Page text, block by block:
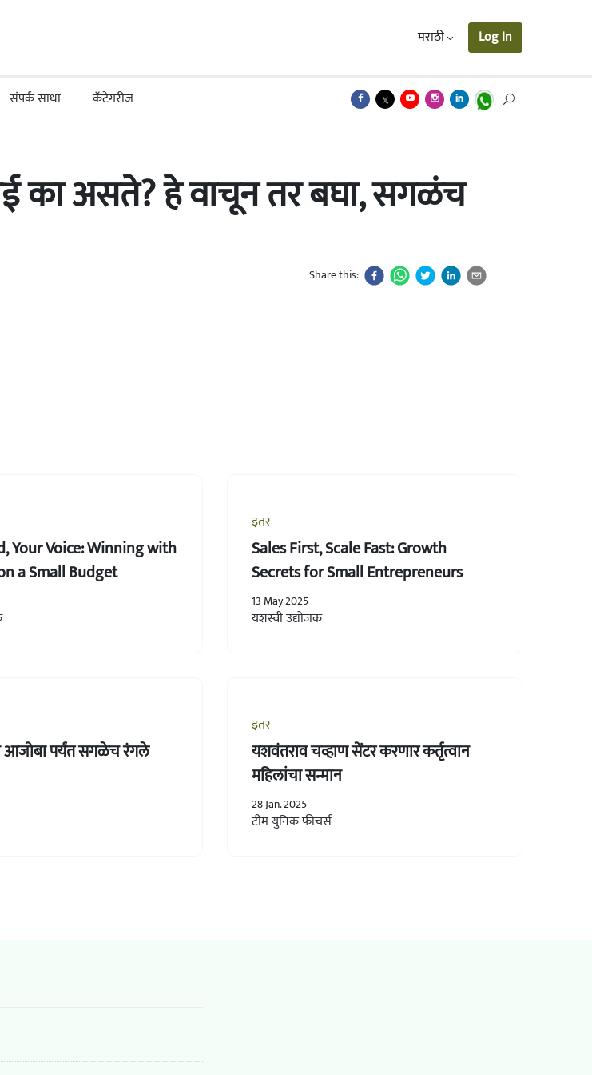
मराठी Log In
संपर्क साधा कॅटेगरीज
का असते? हे वाचून तर बघा, सगळंच
Share this:
Your Voice: Winning with
a Small Budget
इतर
Sales First, Scale Fast: Growth
Secrets for Small Entrepreneurs
13 May 2025
यशस्वी उद्योजक
आजोबा पर्यंत सगळेच रंगले
इतर
यशवंतराव चव्हाण सेंटर करणार कर्तृत्वान
महिलांचा सन्मान
28 Jan. 2025
टीम युनिक फीचर्स